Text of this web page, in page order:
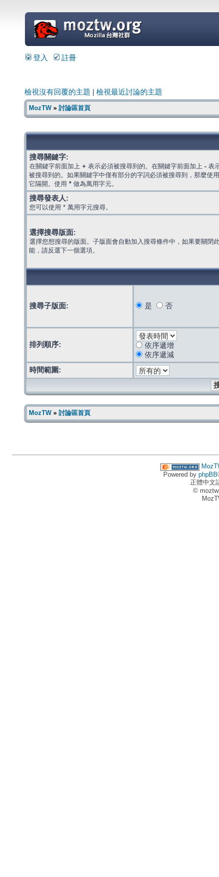
=
登入 註冊
檢視沒有回覆的主題 檢視最近討論的主題
MozTW» 討論區首頁
搜尋關鍵字:
在關鍵字前面加上 + 表示必須被搜尋到的。在關鍵字前面加上 - 表
被搜尋到的。如果關鍵字中僅有部分的字詞必須被搜尋到，那麼使
它隔開。使用 * 做為萬用字元。
搜尋發表人:
您可以使用 * 萬用字元搜尋。
選擇搜尋版面:
選擇您想搜尋的版面。子版面會自動加入搜尋條件中，如果要關閉
能，請反選下一個選項。
搜尋子版面: 是 否
排列順序:
依序遞增
依序遞減
時間範圍:
MozTW» 討論區首頁
Powered by phpBB
正體中文
©